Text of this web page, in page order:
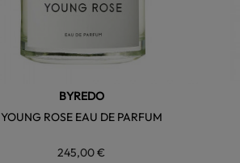
BYREDO
YOUNG ROSE EAU DE PARFUM
245,00 €